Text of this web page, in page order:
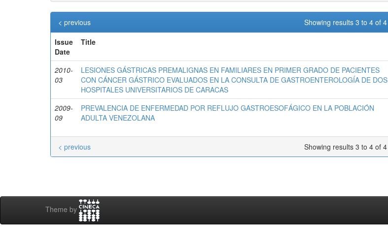
Showing results 3 to 4 of 4
< previous
Issue
Date
Title
2010-
03
LESIONES GÁSTRICAS PREMALIGNAS EN FAMILIARES EN PRIMER GRADO DE PACIENTES
CON CÁNCER GÁSTRICO EVALUADOS EN LA CONSULTA DE GASTROENTEROLOGÍA DE DOS
HOSPITALES UNIVERSITARIOS DE CARACAS
2009-
09
PREVALENCIA DE ENFERMEDAD POR REFLUJO GASTROESOFÁGICO EN LA POBLACIÓN
ADULTA VENEZOLANA
Showing results 3 to 4 of 4
< previous
Theme by